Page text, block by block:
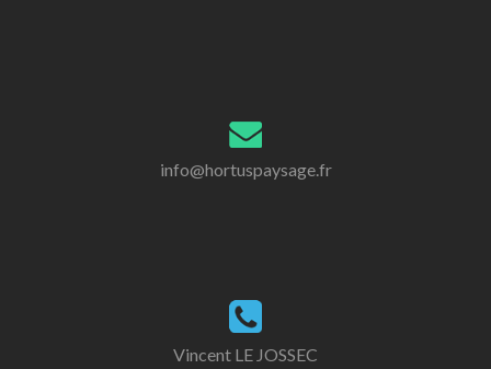
info@hortuspaysage.fr
Vincent LE JOSSEC